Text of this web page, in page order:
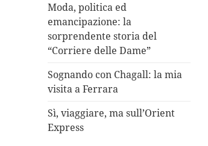
Moda, politica ed
emancipazione: la
sorprendente storia del
“Corriere delle Dame”
Sognando con Chagall: la mia
visita a Ferrara
Sì, viaggiare, ma sull’Orient
Express